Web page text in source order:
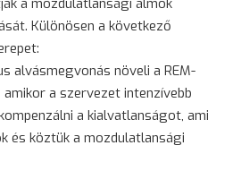
Különösen a következő
alvásmegvonás növeli a REM-
a szervezet intenzívebb
a kialvatlanságot, ami
és köztük a mozdulatlansági